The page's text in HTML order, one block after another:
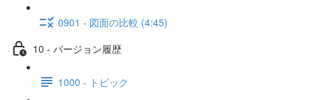
0901 - 図面の比較 (4:45)
10 - バージョン履歴
1000 - トピック